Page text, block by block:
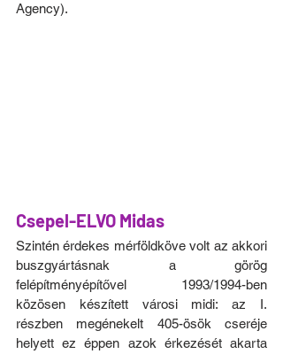
Agency).
Csepel-ELVO Midas
Szintén érdekes mérföldköve volt az akkori
buszgyártásnak a görög
felépítményépítővel 1993/1994-ben
közösen készített városi midi: az I.
részben megénekelt 405-ösök cseréje
helyett ez éppen azok érkezését akarta